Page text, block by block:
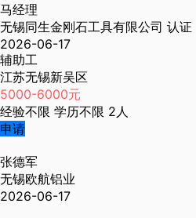
马经理
无锡同生金刚石工具有限公司 认证
2026-06-17
辅助工
江苏无锡新吴区
5000-6000元
经验不限 学历不限 2人
申请
张德军
无锡欧航铝业
2026-06-17